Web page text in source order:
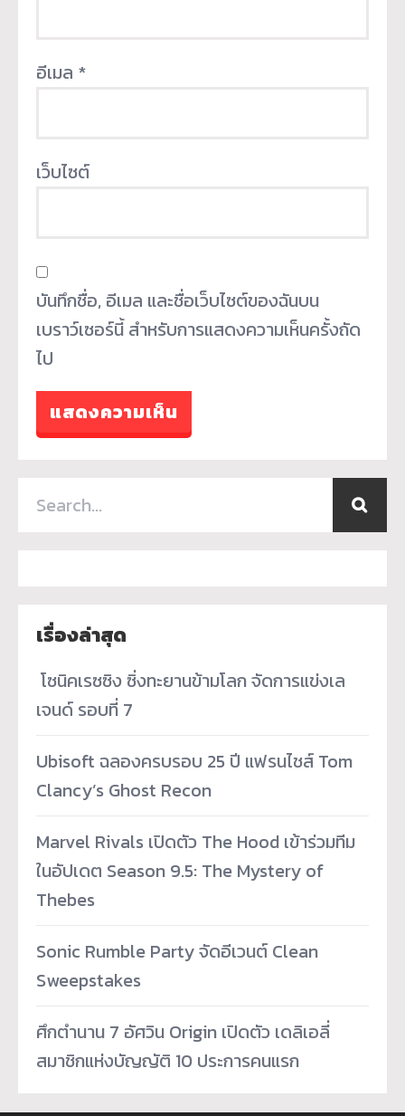
อีเมล *
เว็บไซต์
บันทึกชื่อ, อีเมล และชื่อเว็บไซต์ของฉันบน
เบราว์เซอร์นี้ สำหรับการแสดงความเห็นครั้งถัด
ไป
เรื่องล่าสุด
­ โซนิคเรซซิง ซิ่งทะยานข้ามโลก จัดการแข่งเล
เจนด์ รอบที่ 7
Ubisoft ฉลองครบรอบ 25 ปี แฟรนไชส์ Tom
Clancy’s Ghost Recon
Marvel Rivals เปิดตัว The Hood เข้าร่วมทีม
ในอัปเดต Season 9.5: The Mystery of
Thebes
Sonic Rumble Party จัดอีเวนต์ Clean
Sweepstakes
ศึกตำนาน 7 อัศวิน Origin เปิดตัว เดลิเอลี่
สมาชิกแห่งบัญญัติ 10 ประการคนแรก